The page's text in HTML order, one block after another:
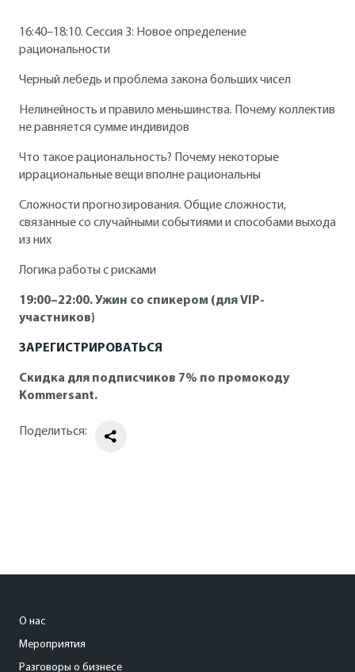
16:40–18:10. Сессия 3: Новое определение
рациональности
Черный лебедь и проблема закона больших чисел
Нелинейность и правило меньшинства. Почему коллектив
не равняется сумме индивидов
Что такое рациональность? Почему некоторые
иррациональные вещи вполне рациональны
Сложности прогнозирования. Общие сложности,
связанные со случайными событиями и способами выхода
из них
Логика работы с рисками
19:00–22:00. Ужин со спикером (для VIP-
участников)
ЗАРЕГИСТРИРОВАТЬСЯ
Скидка для подписчиков 7% по промокоду
Kommersant.
Поделиться:
О нас
Мероприятия
Разговоры о бизнесе